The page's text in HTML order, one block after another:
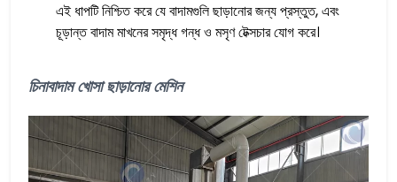
এই ধাপটি নিশ্চিত করে যে বাদামগুলি ছাড়ানোর জন্য প্রস্তুত, এবং
চূড়ান্ত বাদাম মাখনের সমৃদ্ধ গন্ধ ও মসৃণ টেক্সচার যোগ করে।
চিনাবাদাম খোসা ছাড়ানোর মেশিন